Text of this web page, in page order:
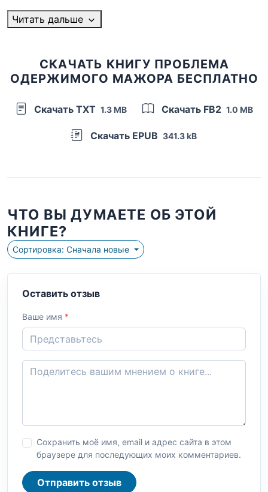
Читать дальше
СКАЧАТЬ КНИГУ ПРОБЛЕМА
ОДЕРЖИМОГО МАЖОРА БЕСПЛАТНО
Скачать TXT 1.3 MB Скачать FB2 1.0 MB
Скачать EPUB 341.3 kB
ЧТО ВЫ ДУМАЕТЕ ОБ ЭТОЙ
КНИГЕ?
Сортировка: Сначала новые
Оставить отзыв
Ваше имя *
Сохранить моё имя, email и адрес сайта в этом
браузере для последующих моих комментариев.
Отправить отзыв